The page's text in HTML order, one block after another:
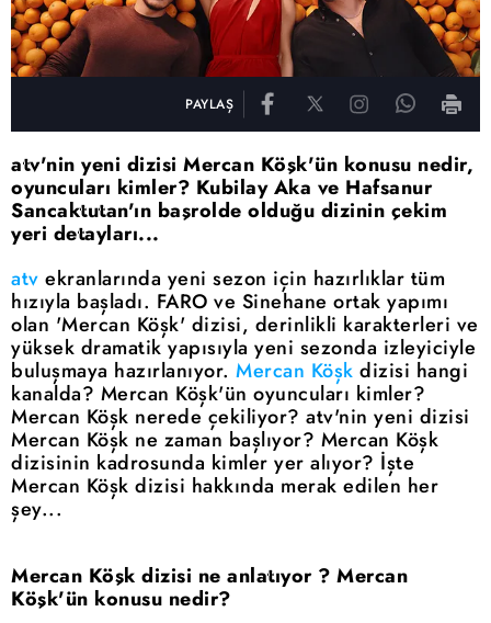
PAYLAŞ
atv'nin yeni dizisi Mercan Köşk'ün konusu nedir,
oyuncuları kimler? Kubilay Aka ve Hafsanur
Sancaktutan'ın başrolde olduğu dizinin çekim
yeri detayları...
atv ekranlarında yeni sezon için hazırlıklar tüm
hızıyla başladı. FARO ve Sinehane ortak yapımı
olan 'Mercan Köşk' dizisi, derinlikli karakterleri ve
yüksek dramatik yapısıyla yeni sezonda izleyiciyle
buluşmaya hazırlanıyor. Mercan Köşk dizisi hangi
kanalda? Mercan Köşk'ün oyuncuları kimler?
Mercan Köşk nerede çekiliyor? atv'nin yeni dizisi
Mercan Köşk ne zaman başlıyor? Mercan Köşk
dizisinin kadrosunda kimler yer alıyor? İşte
Mercan Köşk dizisi hakkında merak edilen her
şey...
Mercan Köşk dizisi ne anlatıyor ? Mercan
Köşk'ün konusu nedir?